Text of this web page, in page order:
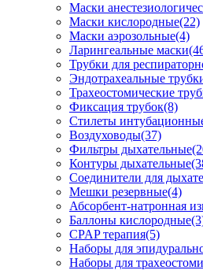
Маски
Маски кислородные(22)
Маски аэрозольные(4)
Ларингеальные маски
Трубки для
Эндотрахеальные
Трахеостомические
Фиксация трубок(8)
Стилеты
Воздуховоды(37)
Фильтры дыхательные
Контуры дыхательные
Соединители для
Мешки резервные(4)
Абсорбент-натронная
Баллоны кислородные
CPAP терапия(5)
Наборы для
Наборы для